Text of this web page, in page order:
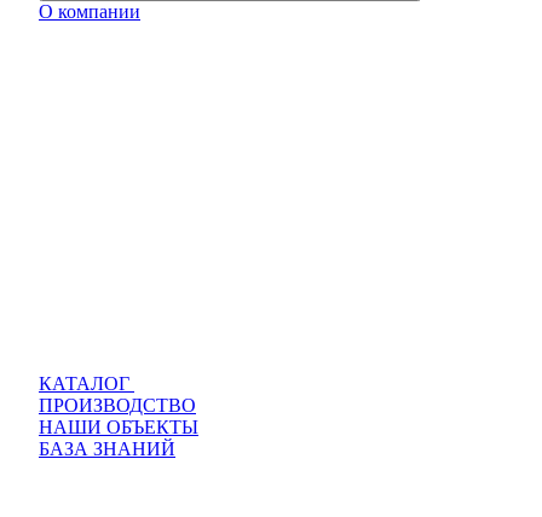
О компании
КАТАЛОГ
ПРОИЗВОДСТВО
НАШИ ОБЪЕКТЫ
БАЗА ЗНАНИЙ